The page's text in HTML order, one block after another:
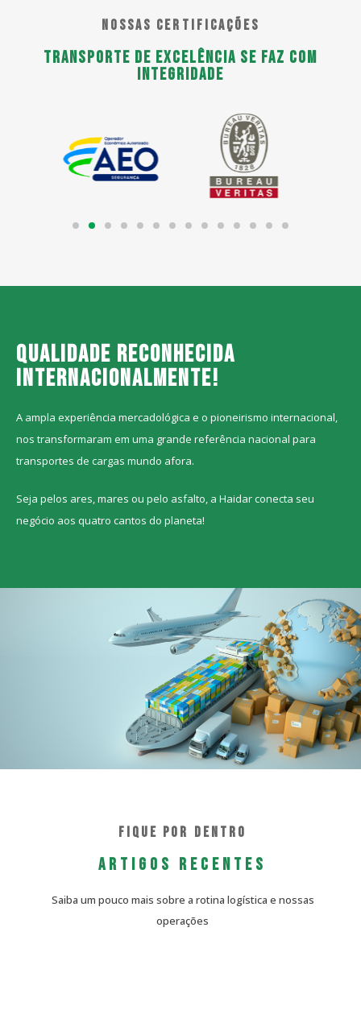
NOSSAS CERTIFICAÇÕES
Transporte de excelência se faz com
integridade
Qualidade reconhecida
internacionalmente!
A ampla experiência mercadológica e o pioneirismo internacional,
nos transformaram em uma grande referência nacional para
transportes de cargas mundo afora.
Seja pelos ares, mares ou pelo asfalto, a Haidar conecta seu
negócio aos quatro cantos do planeta!
Fique por Dentro
ARTIGOS RECENTES
Saiba um pouco mais sobre a rotina logística e nossas
operações